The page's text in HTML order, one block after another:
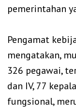
pemerintahan
‎Pengamat
mengatakan,
326 pegawai,
dan IV, 77
fungsional,